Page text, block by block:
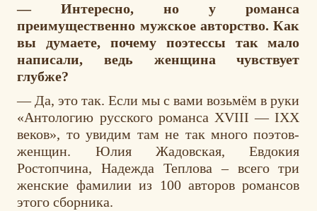
— Интересно, но у романса
преимущественно мужское авторство. Как
вы думаете, почему поэтессы так мало
написали, ведь женщина чувствует
глубже?
— Да, это так. Если мы с вами возьмём в руки
«Антологию русского романса XVIII — IXX
веков», то увидим там не так много поэтов-
женщин. Юлия Жадовская, Евдокия
Ростопчина, Надежда Теплова – всего три
женские фамилии из 100 авторов романсов
этого сборника.